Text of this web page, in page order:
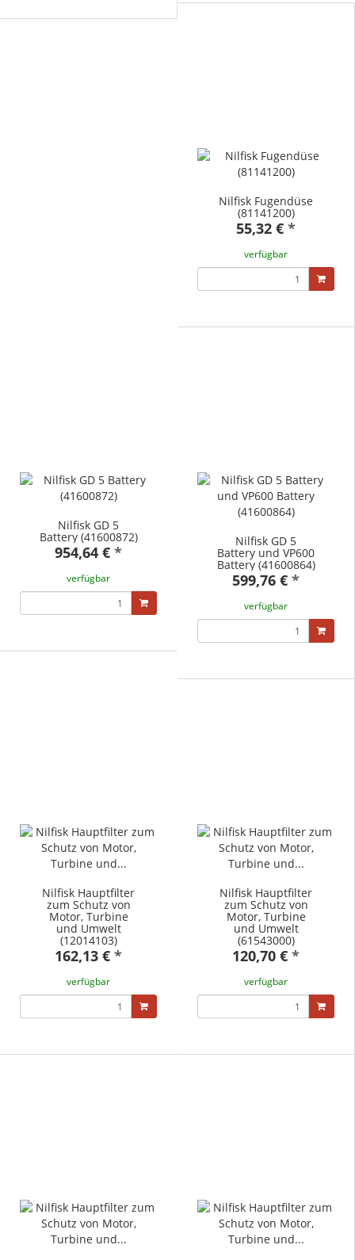
Nilfisk Fugendüse
(81141200)
55,32 € *
verfügbar
Nilfisk GD 5
Battery (41600872)
954,64 € *
verfügbar
Nilfisk GD 5
Battery und VP600
Battery (41600864)
599,76 € *
verfügbar
Nilfisk Hauptfilter
zum Schutz von
Motor, Turbine
und Umwelt
(12014103)
162,13 € *
verfügbar
Nilfisk Hauptfilter
zum Schutz von
Motor, Turbine
und Umwelt
(61543000)
120,70 € *
verfügbar